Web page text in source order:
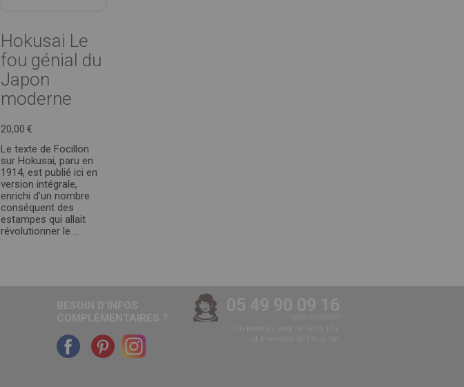
Hokusai Le
fou génial du
Japon
moderne
20,00 €
Le texte de Focillon
sur Hokusai, paru en
1914, est publié ici en
version intégrale,
enrichi d’un nombre
conséquent des
estampes qui allait
révolutionner le ...